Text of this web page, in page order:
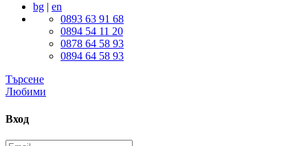
bg | en
0893 63 91 68
0894 54 11 20
0878 64 58 93
0894 64 58 93
Търсене
Любими
Вход